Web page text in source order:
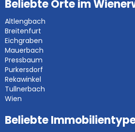
Beliebte Orte im
Altlengbach
Breitenfurt
Eichgraben
Mauerbach
Pressbaum
Purkersdorf
Rekawinkel
Tullnerbach
Wien
Beliebte